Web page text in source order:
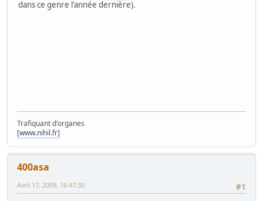
dans ce genre l'année dernière).
Trafiquant d'organes
[www.nihil.fr]
400asa
#1
Avril 17, 2009, 16:47:30